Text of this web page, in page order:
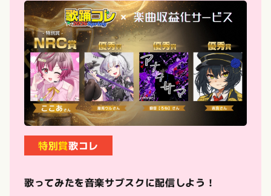
特別賞歌コレ
歌ってみたを音楽サブスクに配信しよう！